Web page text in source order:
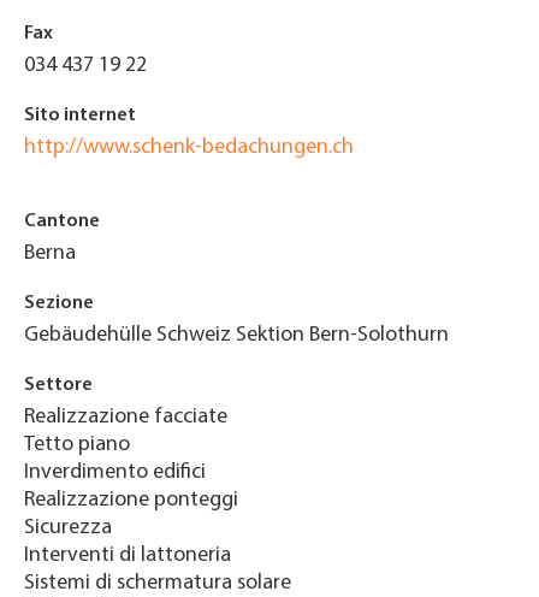
Fax
034 437 19 22
Sito internet
http://www.schenk-bedachungen.ch
Cantone
Berna
Sezione
Gebäudehülle Schweiz Sektion Bern-Solothurn
Settore
Realizzazione facciate
Tetto piano
Inverdimento edifici
Realizzazione ponteggi
Sicurezza
Interventi di lattoneria
Sistemi di schermatura solare